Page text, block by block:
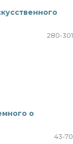
280-301
о
43-70